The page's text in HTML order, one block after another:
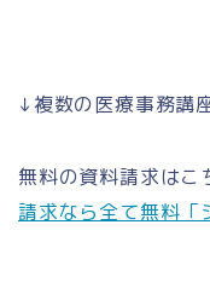
↓複数の医療事務講
無料の資料請求は
請求なら全て無料「